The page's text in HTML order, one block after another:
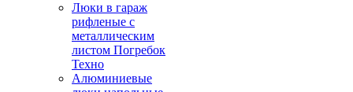
Люки в гараж
рифленые с
металлическим
листом Погребок
Техно
Алюминиевые